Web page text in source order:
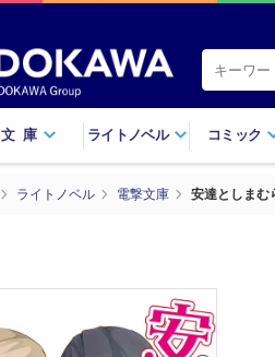
文庫 ライトノベル コミック
ライトノベル 電撃文庫 安達としまむ